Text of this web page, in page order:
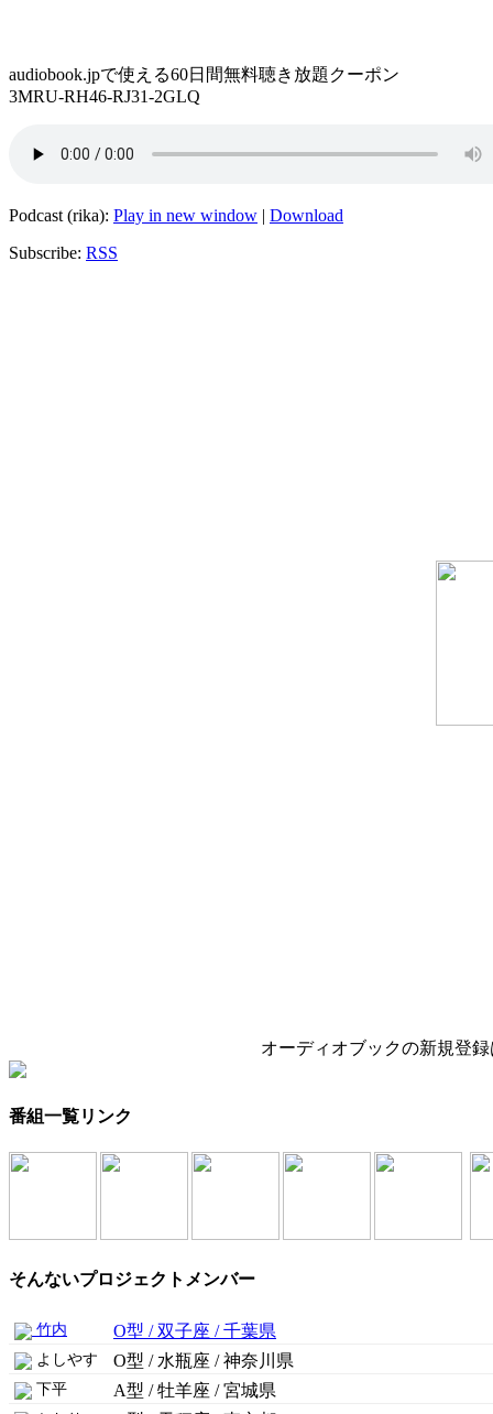
audiobook.jpで使える60日間無料聴き放題クーポン
3MRU-RH46-RJ31-2GLQ
Podcast (rika): Play in new window | Download
Subscribe: RSS
オーディオブックの新規登
番組一覧リンク
そんないプロジェクトメンバー
竹内 O型 / 双子座 / 千葉県
よしやす O型 / 水瓶座 / 神奈川県
下平 A型 / 牡羊座 / 宮城県